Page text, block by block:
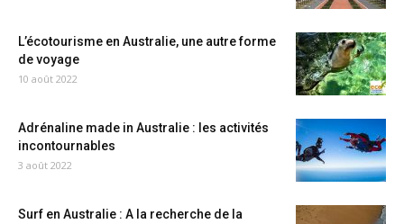
L’écotourisme en Australie, une autre forme
de voyage
10 août 2022
Adrénaline made in Australie : les activités
incontournables
3 août 2022
Surf en Australie : A la recherche de la